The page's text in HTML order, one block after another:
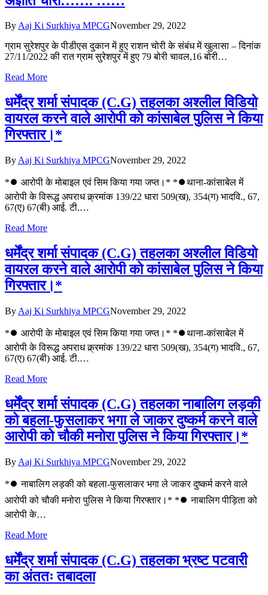
ByAaj Ki Surkhiya MPCGNovember 29, 2022
ग्राम सुरेशपुर के पीडीएस दुकान में हुए राशन चोरी के संबंध में खुलासा – दिनांक
27/11/2022 की रात ग्राम सुरेशपुर में हुए 79 बोरी चावल,16 बोरी…
Read More
धर्मेंद्र शर्मा संपादक (C.G) तहलका अश्लील विडियो
वायरल करने वाले आरोपी को कांसाबेल पुलिस ने किया
गिरफ्तार।*
By Aaj Ki Surkhiya MPCGNovember 29, 2022
*⏺️ आरोपी के मोबाइल एवं सिम किया गया जप्त।* *⏺️थाना-कांसाबेल में
आरोपी के विरूद्ध अपराध क्र्रमांक 139/22 धारा 509(ख), 354(ग) भादवि., 67,
67(ए) 67(बी) आई. टी.…
Read More
धर्मेंद्र शर्मा संपादक (C.G) तहलका अश्लील विडियो
वायरल करने वाले आरोपी को कांसाबेल पुलिस ने किया
गिरफ्तार।*
By Aaj Ki Surkhiya MPCGNovember 29, 2022
*⏺️ आरोपी के मोबाइल एवं सिम किया गया जप्त।* *⏺️थाना-कांसाबेल में
आरोपी के विरूद्ध अपराध क्र्रमांक 139/22 धारा 509(ख), 354(ग) भादवि., 67,
67(ए) 67(बी) आई. टी.…
Read More
धर्मेंद्र शर्मा संपादक (C.G) तहलका नाबालिग लड़की
को बहला-फुसलाकर भगा ले जाकर दुष्कर्म करने वाले
आरोपी को चौकी मनोरा पुलिस ने किया गिरफ्तार।*
By Aaj Ki Surkhiya MPCGNovember 29, 2022
*⏺️ नाबालिग लड़की को बहला-फुसलाकर भगा ले जाकर दुष्कर्म करने वाले
आरोपी को चौकी मनोरा पुलिस ने किया गिरफ्तार।* *⏺️ नाबालिग पीड़िता को
आरोपी के…
Read More
धर्मेंद्र शर्मा संपादक (C.G) तहलका भ्रष्ट पटवारी
का अंततः तबादला